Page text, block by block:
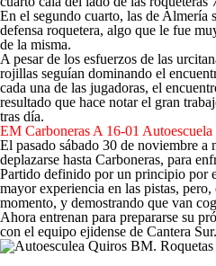
En el segundo cuarto, las de Almería
defensa roquetera, algo que le fue
de la misma.
A pesar de los esfuerzos de las
rojillas seguían dominando el
cada una de las jugadoras, el
resultado que hace notar el gran
tras día.
EM Carboneras A 16-01
El pasado sábado 30 de noviembre a
deplazarse hasta Carboneras, para
Partido definido por un principio por
mayor experiencia en las pistas,
momento, y demostrando que van
Ahora entrenan para prepararse su
con el equipo ejidense de Cantera Sur.